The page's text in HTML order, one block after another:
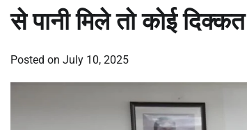
से पानी मिले तो कोई दिक्कत
Posted on July 10, 2025